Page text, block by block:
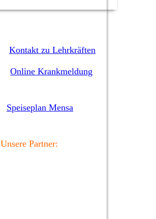
Kontakt zu Lehrkräften
Online Krankmeldung
Speiseplan Mensa
Unsere Partner: